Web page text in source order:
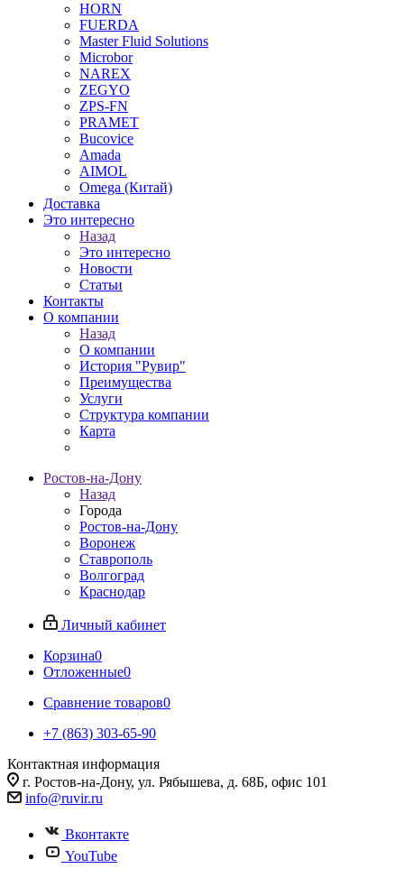
HORN
FUERDA
Master Fluid Solutions
Microbor
NAREX
ZEGYO
ZPS-FN
PRAMET
Bucovice
Amada
AIMOL
Omega (Китай)
Доставка
Это интересно
Назад
Это интересно
Новости
Статьи
Контакты
О компании
Назад
О компании
История "Рувир"
Преимущества
Услуги
Структура компании
Карта
Ростов-на-Дону
Назад
Города
Ростов-на-Дону
Воронеж
Ставрополь
Волгоград
Краснодар
Личный кабинет
Корзина0
Отложенные0
Сравнение товаров0
+7 (863) 303-65-90
Контактная информация
г. Ростов-на-Дону, ул. Рябышева, д. 68Б, офис 101
info@ruvir.ru
Вконтакте
YouTube